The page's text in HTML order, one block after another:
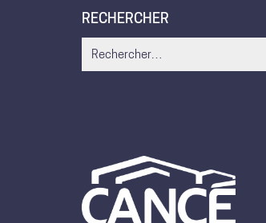
RECHERCHER
for: